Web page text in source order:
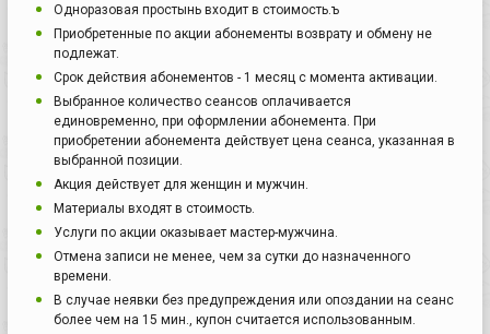
Одноразовая простынь входит в стоимость.ъ
Приобретенные по акции абонементы возврату и обмену не
подлежат.
Срок действия абонементов - 1 месяц с момента активации.
Выбранное количество сеансов оплачивается
единовременно, при оформлении абонемента. При
приобретении абонемента действует цена сеанса, указанная в
выбранной позиции.
Акция действует для женщин и мужчин.
Материалы входят в стоимость.
Услуги по акции оказывает мастер-мужчина.
Отмена записи не менее, чем за сутки до назначенного
времени.
В случае неявки без предупреждения или опоздании на сеанс
более чем на 15 мин., купон считается использованным.